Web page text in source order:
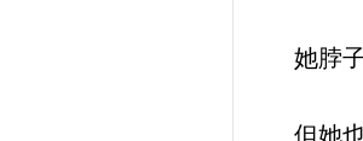
她脖子
但她也